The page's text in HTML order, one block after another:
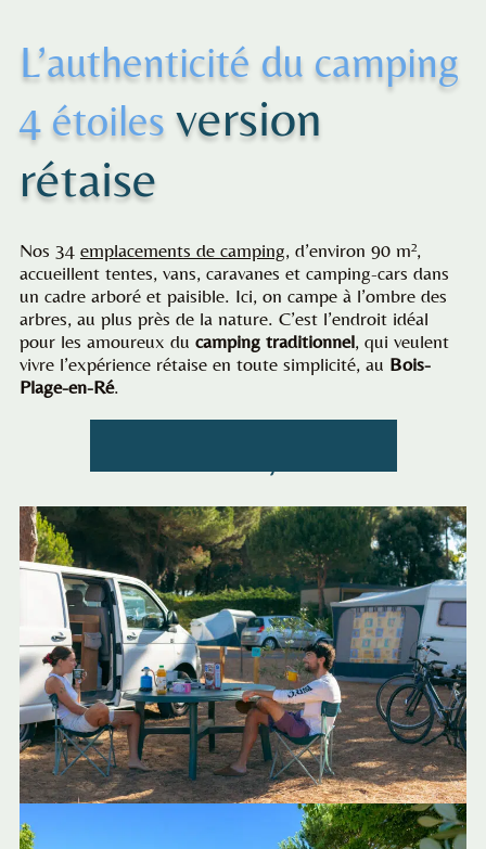
L’authenticité du camping
4 étoiles version
rétaise
Nos 34 emplacements de camping, d’environ 90 m²,
accueillent tentes, vans, caravanes et camping-cars dans
un cadre arboré et paisible. Ici, on campe à l’ombre des
arbres, au plus près de la nature. C’est l’endroit idéal
pour les amoureux du camping traditionnel, qui veulent
vivre l’expérience rétaise en toute simplicité, au Bois-
Plage-en-Ré.